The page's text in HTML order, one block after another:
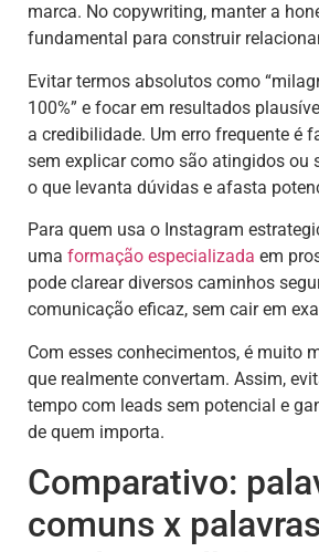
marca. No copywriting, manter a
fundamental para construir
Evitar termos absolutos como
100%” e focar em resultados
a credibilidade. Um erro frequente é
sem explicar como são atingidos ou
o que levanta dúvidas e afasta
Para quem usa o Instagram
uma formação especializada em
pode clarear diversos caminhos
comunicação eficaz, sem cair em
Com esses conhecimentos, é muito
que realmente convertam. Assim,
tempo com leads sem potencial e
de quem importa.
Comparativo:
comuns x